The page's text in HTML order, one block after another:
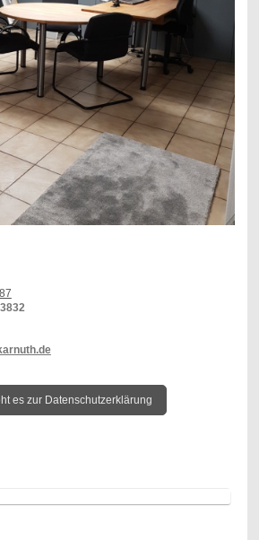
es zur Datenschutzerklärung